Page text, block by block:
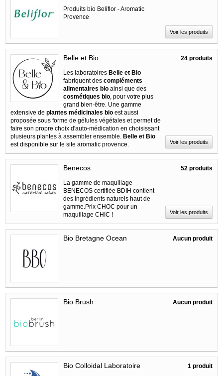
Produits bio Beliflor - Aromatic
Provence
Voir les produits
Belle et Bio
Les laboratoires Belle et Bio
fabriquent des compléments
alimentaires bio ainsi que des
cosmétiques bio, pour votre plus
grand bien-être. Une gamme
extensive de plantes médicinales bio est aussi
proposée sous forme de gélules végétales et permet de
faire son propre choix d'auto-médication en choisissant
plusieurs plantes à assembler ensemble. Belle et Bio
est disponible sur le site aromatic provence.
24 produits
Voir les produits
Benecos
La gamme de maquillage
BENECOS certifiée BDIH contient
des ingrédients naturels haut de
gamme.Prix CHOC pour un
maquillage CHIC !
52 produits
Voir les produits
Bio Bretagne Ocean Aucun produit
Bio Brush Aucun produit
Bio Colloidal Laboratoire 1 produit